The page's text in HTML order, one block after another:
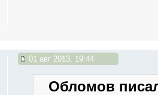
01 авг 2013, 19:44
Обломов